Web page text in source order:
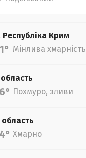
Крим
Мінлива хмарність
область
Похмуро, зливи
область
Хмарно